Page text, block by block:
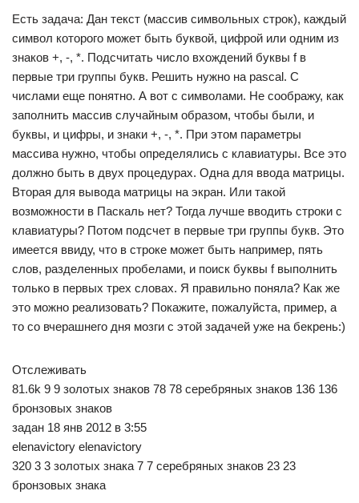
Есть задача: Дан текст (массив символьных строк), каждый
символ которого может быть буквой, цифрой или одним из
знаков +, -, *. Подсчитать число вхождений буквы f в
первые три группы букв. Решить нужно на pascal. С
числами еще понятно. А вот с символами. Не соображу, как
заполнить массив случайным образом, чтобы были, и
буквы, и цифры, и знаки +, -, *. При этом параметры
массива нужно, чтобы определялись с клавиатуры. Все это
должно быть в двух процедурах. Одна для ввода матрицы.
Вторая для вывода матрицы на экран. Или такой
возможности в Паскаль нет? Тогда лучше вводить строки с
клавиатуры? Потом подсчет в первые три группы букв. Это
имеется ввиду, что в строке может быть например, пять
слов, разделенных пробелами, и поиск буквы f выполнить
только в первых трех словах. Я правильно поняла? Как же
это можно реализовать? Покажите, пожалуйста, пример, а
то со вчерашнего дня мозги с этой задачей уже на бекрень:)
Отслеживать
81.6k 9 9 золотых знаков 78 78 серебряных знаков 136 136
бронзовых знаков
задан 18 янв 2012 в 3:55
elenavictory elenavictory
320 3 3 золотых знака 7 7 серебряных знаков 23 23
бронзовых знака